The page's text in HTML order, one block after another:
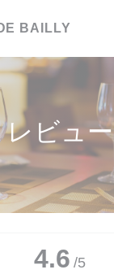
BAILLY
レビュー
4.6 /5